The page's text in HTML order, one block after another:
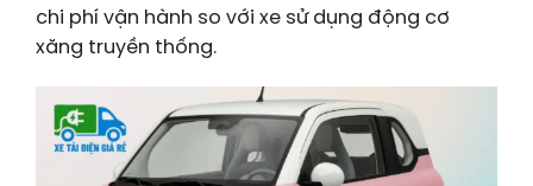
chi phí vận hành so với xe sử dụng động cơ
xăng truyền thống.